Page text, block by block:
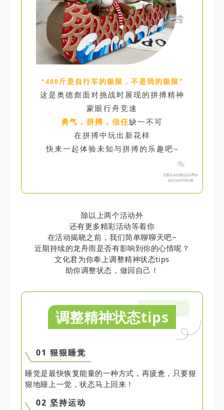
“400斤是自行车的极限，不是我的极限”
这是奥德彪面对挑战时展现的拼搏精神
蒙眼行舟竞速
勇气，拼搏，信任缺一不可
在拼搏中玩出新花样
快来一起体验未知与拼搏的乐趣吧~
除以上两个活动外
还有更多精彩活动等着你
在活动揭晓之前，我们简单聊聊天吧~
近期持续的龙舟雨是否有影响到你的心情呢？
文化君为你奉上调整精神状态tips
助你调整状态，做回自己！
调整精神状态tips
01 狠狠睡觉
睡觉是最快恢复能量的一种方式，再疲惫，只要狠
狠地睡上一觉，状态马上回来！
02 坚持运动